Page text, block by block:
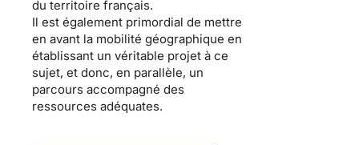
du territoire français.
Il est également primordial de mettre
en avant la mobilité géographique en
établissant un véritable projet à ce
sujet, et donc, en parallèle, un
parcours accompagné des
ressources adéquates.